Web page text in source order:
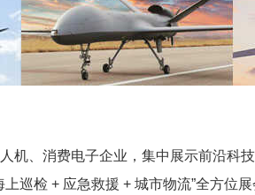
机、消费电子企业，集中展示前沿科
上巡检 + 应急救援 + 城市物流”全方位